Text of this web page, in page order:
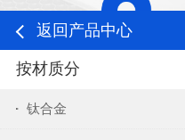
返回产品中心
按材质分
钛合金